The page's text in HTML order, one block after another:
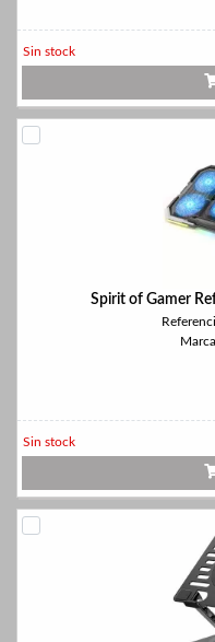
Sin stock
Spirit of Gamer
Sin stock